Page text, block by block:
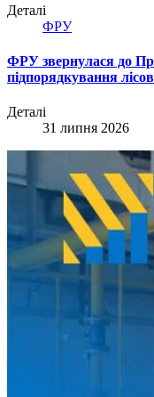
Деталі
ФРУ
ФРУ звернулася до
підпорядкування
Деталі
31 липня 2026